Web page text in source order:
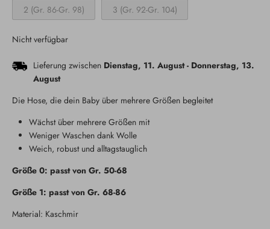
2 (Gr. 86-Gr. 98) 3 (Gr. 92-Gr. 104)
Nicht verfügbar
Lieferung zwischen Dienstag, 11. August- Donnerstag, 13.
August
Die Hose, die dein Baby über mehrere Größen begleitet
Wächst über mehrere Größen mit
Weniger Waschen dank Wolle
Weich, robust und alltagstauglich
Größe 0: passt von Gr. 50-68
Größe 1: passt von Gr. 68-86
Material: Kaschmir